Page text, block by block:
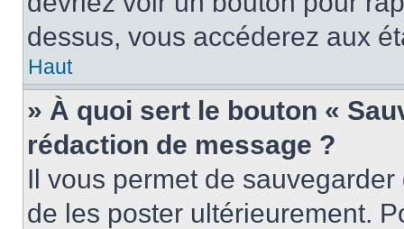
dessus, vous accéderez aux
Haut
» À quoi sert le bouton «
rédaction de message ?
Il vous permet de
de les poster ultérieurement.